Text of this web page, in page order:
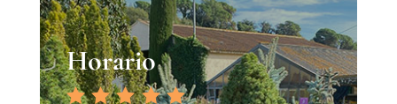
Horario